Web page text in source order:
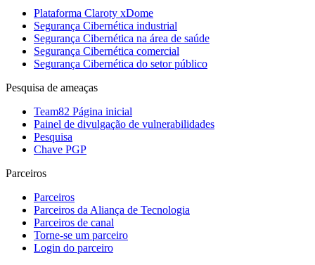
Plataforma Claroty xDome
Segurança Cibernética industrial
Segurança Cibernética na área de saúde
Segurança Cibernética comercial
Segurança Cibernética do setor público
Pesquisa de ameaças
Team82 Página inicial
Painel de divulgação de vulnerabilidades
Pesquisa
Chave PGP
Parceiros
Parceiros
Parceiros da Aliança de Tecnologia
Parceiros de canal
Torne-se um parceiro
Login do parceiro